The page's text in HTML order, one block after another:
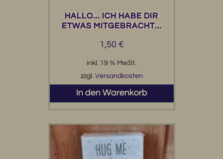
HALLO… ICH HABE DIR
ETWAS MITGEBRACHT…
1,50 €
inkl. 19 % MwSt.
zzgl. Versandkosten
In den Warenkorb